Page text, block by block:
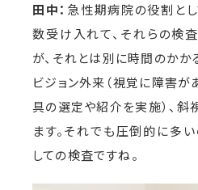
田中： 急性期病院の役割と
数受け入れて、それらの検
が、それとは別に時間のか
ビジョン外来（視覚に障害
具の選定や紹介を実施）、
ます。それでも圧倒的に多
しての検査ですね。